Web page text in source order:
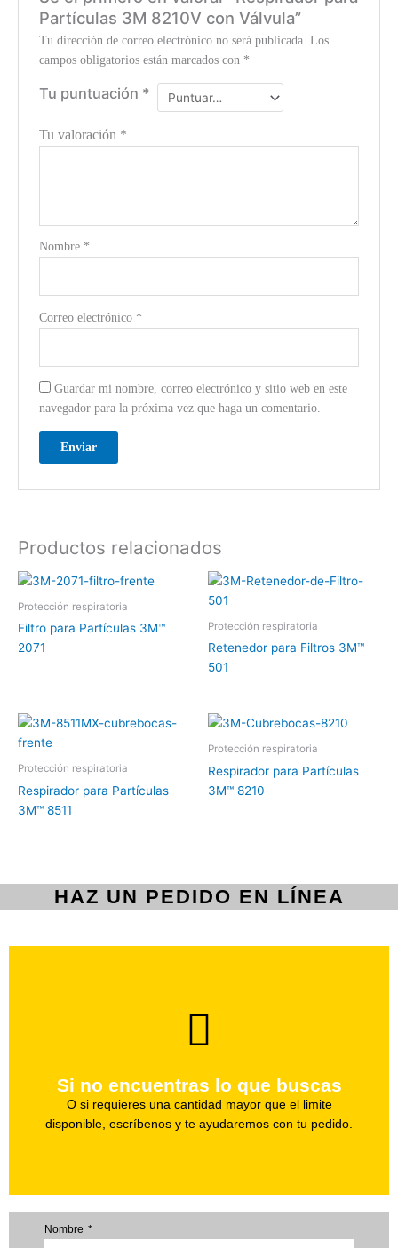
Partículas 3M 8210V con Válvula”
Tu dirección de correo electrónico no será publicada. Los
campos obligatorios están marcados con *
Tu puntuación *
Tu valoración *
Nombre *
Correo electrónico *
Guardar mi nombre, correo electrónico y sitio web en este
navegador para la próxima vez que haga un comentario.
Productos relacionados
Protección respiratoria
Filtro para Partículas 3M™
2071
Protección respiratoria
Retenedor para Filtros 3M™
501
Protección respiratoria
Respirador para Partículas
3M™ 8511
Protección respiratoria
Respirador para Partículas
3M™ 8210
HAZ UN PEDIDO EN LÍNEA
Si no encuentras lo que buscas
O si requieres una cantidad mayor que el limite
disponible, escríbenos y te ayudaremos con tu pedido.
Haz tu pedido
Nombre